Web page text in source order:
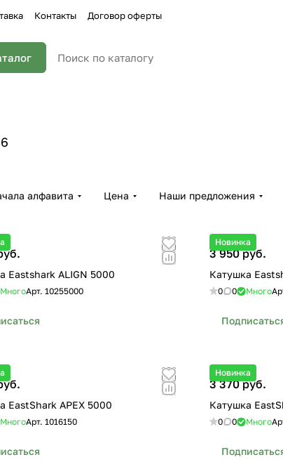
Контакты Договор оферты
алфавита Цена Наши предложения
Eastshark ALIGN 5000
МногоАрт. 10255000
Новинка
3 950 руб.
Катушка
0 0 Много
EastShark APEX 5000
МногоАрт. 1016150
Новинка
3 370 руб.
Катушка
0 0 Много